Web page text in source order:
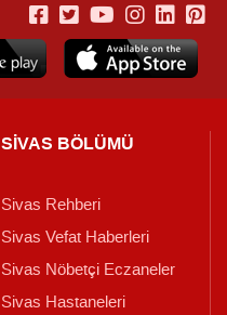
SİVAS BÖLÜMÜ
Sivas Rehberi
Sivas Vefat Haberleri
Sivas Nöbetçi Eczaneler
Sivas Hastaneleri